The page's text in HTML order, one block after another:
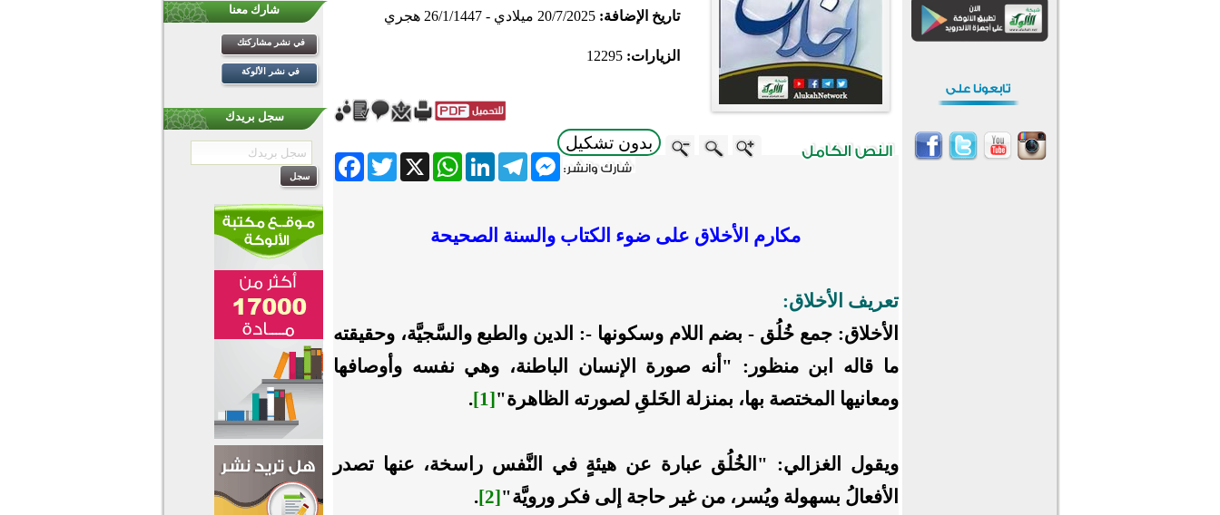
تاريخ الإضافة:20/7/2025 ميلادي - 26/1/1447 هجري
الزيارات:12295
بدون تشكيل
FacebookTwitter X
WhatsAppLinkedInTelegram
Messenger
مكارم الأخلاق على ضوء الكتاب والسنة الصحيحة
تعريف الأخلاق:
الأخلاق: جمع خُلُق - بضم اللام وسكونها -: الدين والطبع والسَّجيَّة، وحقيقته
ما قاله ابن منظور: "أنه صورة الإنسان الباطنة، وهي نفسه وأوصافها
ومعانيها المختصة بها، بمنزلة الخَلقِ لصورته الظاهرة"[1]
.
ويقول الغزالي: "الخُلُق عبارة عن هيئةٍ في النَّفس راسخة، عنها تصدر
الأفعالُ بسهولة ويُسر، من غير حاجة إلى فكر ورويَّة"[2]
.
شارك معنا
في نشر مشاركتك
في نشر الألوكة
سجل بريدك
اختتام الدورة التاسعة لمسابقة حفظ
وتلاوة القرآن الكريم في أزناكاييف
أكثر من 100 شخص يتعرفون على
بنغلاديش بمشاركة 3000 متسابق